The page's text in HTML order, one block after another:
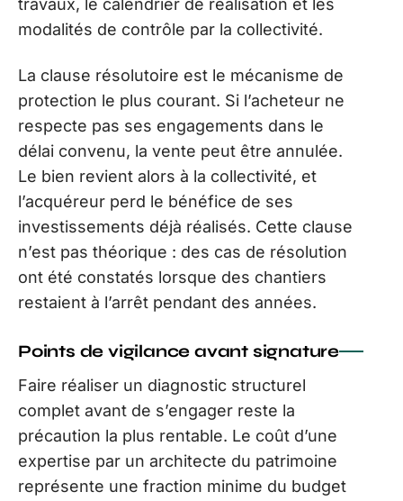
travaux, le calendrier de réalisation et les
modalités de contrôle par la collectivité.
La clause résolutoire est le mécanisme de
protection le plus courant. Si l’acheteur ne
respecte pas ses engagements dans le
délai convenu, la vente peut être annulée.
Le bien revient alors à la collectivité, et
l’acquéreur perd le bénéfice de ses
investissements déjà réalisés. Cette clause
n’est pas théorique : des cas de résolution
ont été constatés lorsque des chantiers
restaient à l’arrêt pendant des années.
Points de vigilance avant signature
Faire réaliser un diagnostic structurel
complet avant de s’engager reste la
précaution la plus rentable. Le coût d’une
expertise par un architecte du patrimoine
représente une fraction minime du budget